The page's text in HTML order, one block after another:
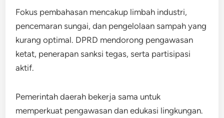
Fokus pembahasan mencakup limbah industri,
pencemaran sungai, dan pengelolaan sampah yang
kurang optimal. DPRD mendorong pengawasan
ketat, penerapan sanksi tegas, serta partisipasi
aktif.
Pemerintah daerah bekerja sama untuk
memperkuat pengawasan dan edukasi lingkungan.